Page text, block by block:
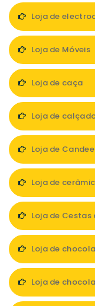
Loja de
Loja de Móveis
Loja de caça
Loja de
Loja de
Loja de
Loja de Cestas
Loja de
Loja de